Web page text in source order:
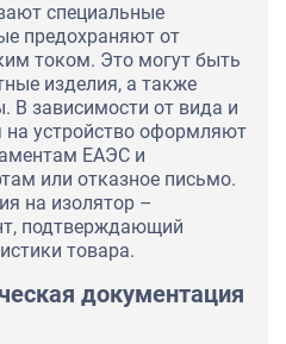
специальные
предохраняют от
током. Это могут быть
изделия, а также
В зависимости от вида и
на устройство оформляют
ЕАЭС и
или отказное письмо.
на изолятор –
подтверждающий
товара.
документация